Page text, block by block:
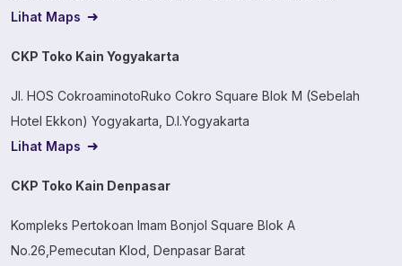
Lihat Maps
CKP Toko Kain Yogyakarta
Jl. HOS CokroaminotoRuko Cokro Square Blok M (Sebelah
Hotel Ekkon) Yogyakarta, D.I.Yogyakarta
Lihat Maps
CKP Toko Kain Denpasar
Kompleks Pertokoan Imam Bonjol Square Blok A
No.26,Pemecutan Klod, Denpasar Barat